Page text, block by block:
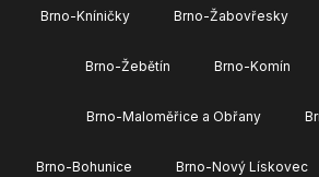
Brno-Kníničky Brno-Žabovřesky
Brno-Žebětín Brno-Komín
Brno-Maloměřice a Obřany
Brno-Bohunice Brno-Nový Lískovec